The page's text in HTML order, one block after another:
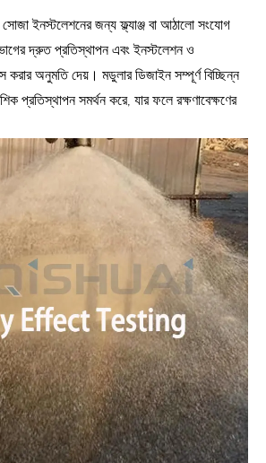
ইনস্টলেশনের জন্য ফ্ল্যাঞ্জ বা আঠালো সংযোগ
দ্রুত প্রতিস্থাপন এবং ইনস্টলেশন ও
করার অনুমতি দেয়। মডুলার ডিজাইন সম্পূর্ণ বিচ্ছিন্ন
প্রতিস্থাপন সমর্থন করে, যার ফলে রক্ষণাবেক্ষণের